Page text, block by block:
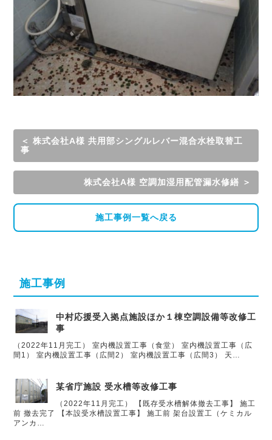
＜ 株式会社A様 共用部シングルレバー混合水栓取替工
事
株式会社A様 空調加湿用配管漏水修繕 ＞
施工事例一覧へ戻る
施工事例
中村応援受入拠点施設ほか１棟空調設備等改修工
事
（2022年11月完工） 室内機設置工事（食堂） 室内機設置工事（広
間1） 室内機設置工事（広間2） 室内機設置工事（広間3） 天…
某省庁施設 受水槽等改修工事
（2022年11月完工） 【既存受水槽解体撤去工事】 施工
前 撤去完了 【本設受水槽設置工事】 施工前 架台設置工（ケミカル
アンカ…